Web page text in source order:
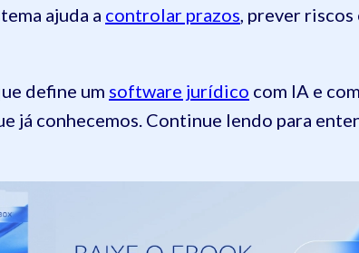
ajuda a controlar prazos , prever
define um software jurídico com IA e
já conhecemos. Continue lendo para